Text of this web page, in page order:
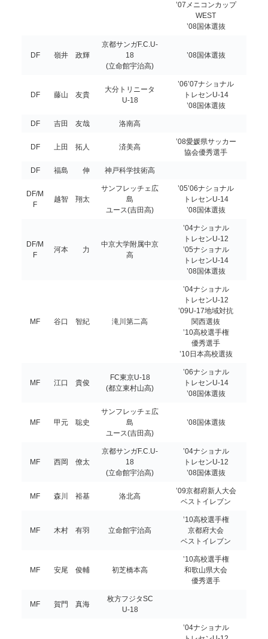
’07メニコンカップ
WEST
’08国体選抜
DF 嶺井 政輝
京都サンガF.C.U-
18
(立命館宇治高)
’08国体選抜
DF 藤山 友貴
大分トリニータ
U-18
’06’07ナショナル
トレセンU-14
’08国体選抜
DF 吉田 友哉 洛南高
DF 上田 拓人 済美高
’08愛媛県サッカー
協会優秀選手
DF 福島 伸 神戸科学技術高
DF/M
F
越智 翔太
サンフレッチェ広
島
ユース(吉田高)
’05’06ナショナル
トレセンU-14
’08国体選抜
DF/M
F
河本 力
中京大学附属中京
高
’04ナショナル
トレセンU-12
’05ナショナル
トレセンU-14
’08国体選抜
MF 谷口 智紀 滝川第二高
’04ナショナル
トレセンU-12
’09U-17地域対抗
関西選抜
’10高校選手権
優秀選手
’10日本高校選抜
MF 江口 貴俊
FC東京U-18
(都立東村山高)
’06ナショナル
トレセンU-14
’08国体選抜
MF 甲元 聡史
サンフレッチェ広
島
ユース(吉田高)
’08国体選抜
MF 西岡 僚太
京都サンガF.C.U-
18
(立命館宇治高)
’04ナショナル
トレセンU-12
’08国体選抜
MF 森川 裕基 洛北高
’09京都府新人大会
ベストイレブン
MF 木村 有羽 立命館宇治高
’10高校選手権
京都府大会
ベストイレブン
MF 安尾 俊輔 初芝橋本高
’10高校選手権
和歌山県大会
優秀選手
MF 賀門 真海
枚方フジタSC
U-18
’04ナショナル